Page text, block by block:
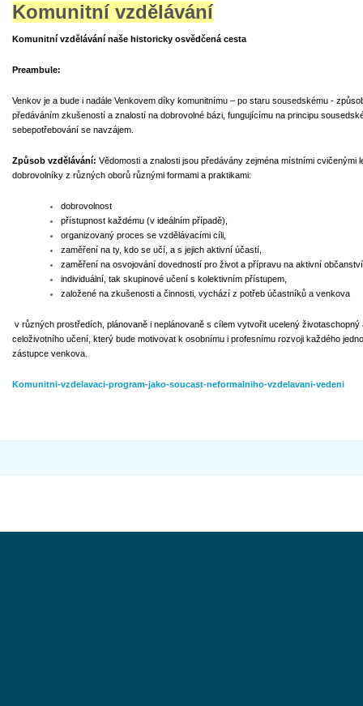
Komunitní vzdělávání
Komunitní vzdělávání naše historicky osvědčená cesta
Preambule:
Venkov je a bude i nadále Venkovem díky komunitnímu – po staru sousedskému -
předáváním zkušeností a znalostí na dobrovolné bázi, fungujícímu na principu
sebepotřebování se navzájem.
Způsob vzdělávání: Vědomosti a znalosti jsou předávány zejména místními cvičenými
dobrovolníky z různých oborů různými formami a praktikami:
dobrovolnost
přístupnost každému (v ideálním případě),
organizovaný proces se vzdělávacími cíli,
zaměření na ty, kdo se učí, a s jejich aktivní účastí,
zaměření na osvojování dovedností pro život a přípravu na aktivní
individuální, tak skupinové učení s kolektivním přístupem,
založené na zkušenosti a činnosti, vychází z potřeb účastníků a venkova
v různých prostředích, plánovaně i neplánovaně s cílem vytvořit ucelený
celoživotního učení, který bude motivovat k osobnímu i profesnímu rozvoji každého
zástupce venkova.
Komunitni-vzdelavaci-program-jako-soucast-neformalniho-vzdelavani-vedeni